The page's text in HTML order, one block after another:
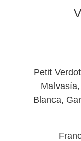
Petit
Blanca,